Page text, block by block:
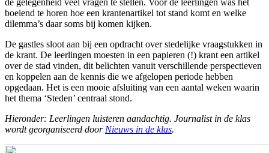
boeiend te horen hoe een krantenartikel tot stand komt en welke
dilemma’s daar soms bij komen kijken.
De gastles sloot aan bij een opdracht over stedelijke vraagstukken in
de krant. De leerlingen moesten in een papieren (!) krant een artikel
over de stad vinden, dit belichten vanuit verschillende perspectieven
en koppelen aan de kennis die we afgelopen periode hebben
opgedaan. Het is een mooie afsluiting van een aantal weken waarin
het thema ‘Steden’ centraal stond.
Hieronder: Leerlingen luisteren aandachtig. Journalist in de klas
wordt georganiseerd door Nieuws in de klas.